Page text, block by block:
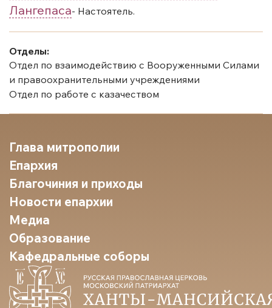
Лангепаса- Настоятель.
Отделы:
Отдел по взаимодействию с Вооруженными Силами
и правоохранительными учреждениями
Отдел по работе с казачеством
Глава митрополии
Епархия
Благочиния и приходы
Новости епархии
Медиа
Образование
Кафедральные соборы